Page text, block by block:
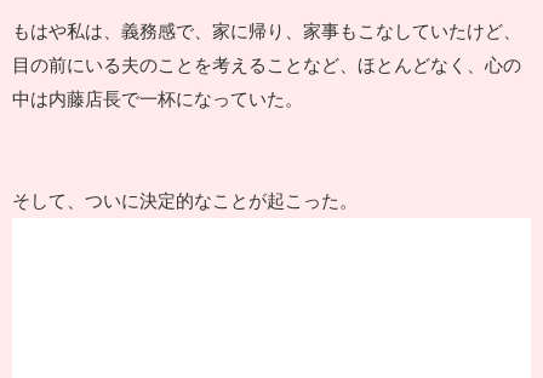
もはや私は、義務感で、家に帰り、家事もこなしていたけど、
目の前にいる夫のことを考えることなど、ほとんどなく、心の
中は内藤店長で一杯になっていた。
そして、ついに決定的なことが起こった。